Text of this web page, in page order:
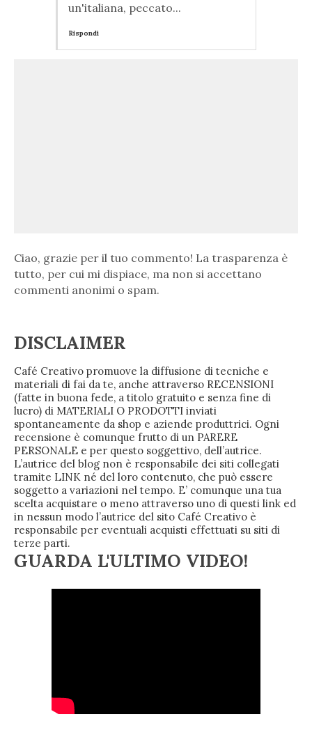
un'italiana, peccato...
Rispondi
Ciao, grazie per il tuo commento! La trasparenza è
tutto, per cui mi dispiace, ma non si accettano
commenti anonimi o spam.
DISCLAIMER
Café Creativo promuove la diffusione di tecniche e
materiali di fai da te, anche attraverso RECENSIONI
(fatte in buona fede, a titolo gratuito e senza fine di
lucro) di MATERIALI O PRODOTTI inviati
spontaneamente da shop e aziende produttrici. Ogni
recensione è comunque frutto di un PARERE
PERSONALE e per questo soggettivo, dell’autrice.
L’autrice del blog non è responsabile dei siti collegati
tramite LINK né del loro contenuto, che può essere
soggetto a variazioni nel tempo. E’ comunque una tua
scelta acquistare o meno attraverso uno di questi link ed
in nessun modo l’autrice del sito Café Creativo è
responsabile per eventuali acquisti effettuati su siti di
terze parti.
GUARDA L'ULTIMO VIDEO!